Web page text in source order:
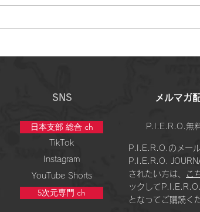
SNS
日本支部 総合 ch
TikTok
Instagram
YouTube Shorts
5次元専門 ch
メルマガ
P.I.E.R.O.無
P.I.E.R.O.のメー
P.I.E.R.O.
されたい方は、
こ
ックして
となってご購読く